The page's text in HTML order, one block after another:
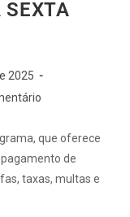
SEXTA
2025
que oferece
de
taxas, multas e